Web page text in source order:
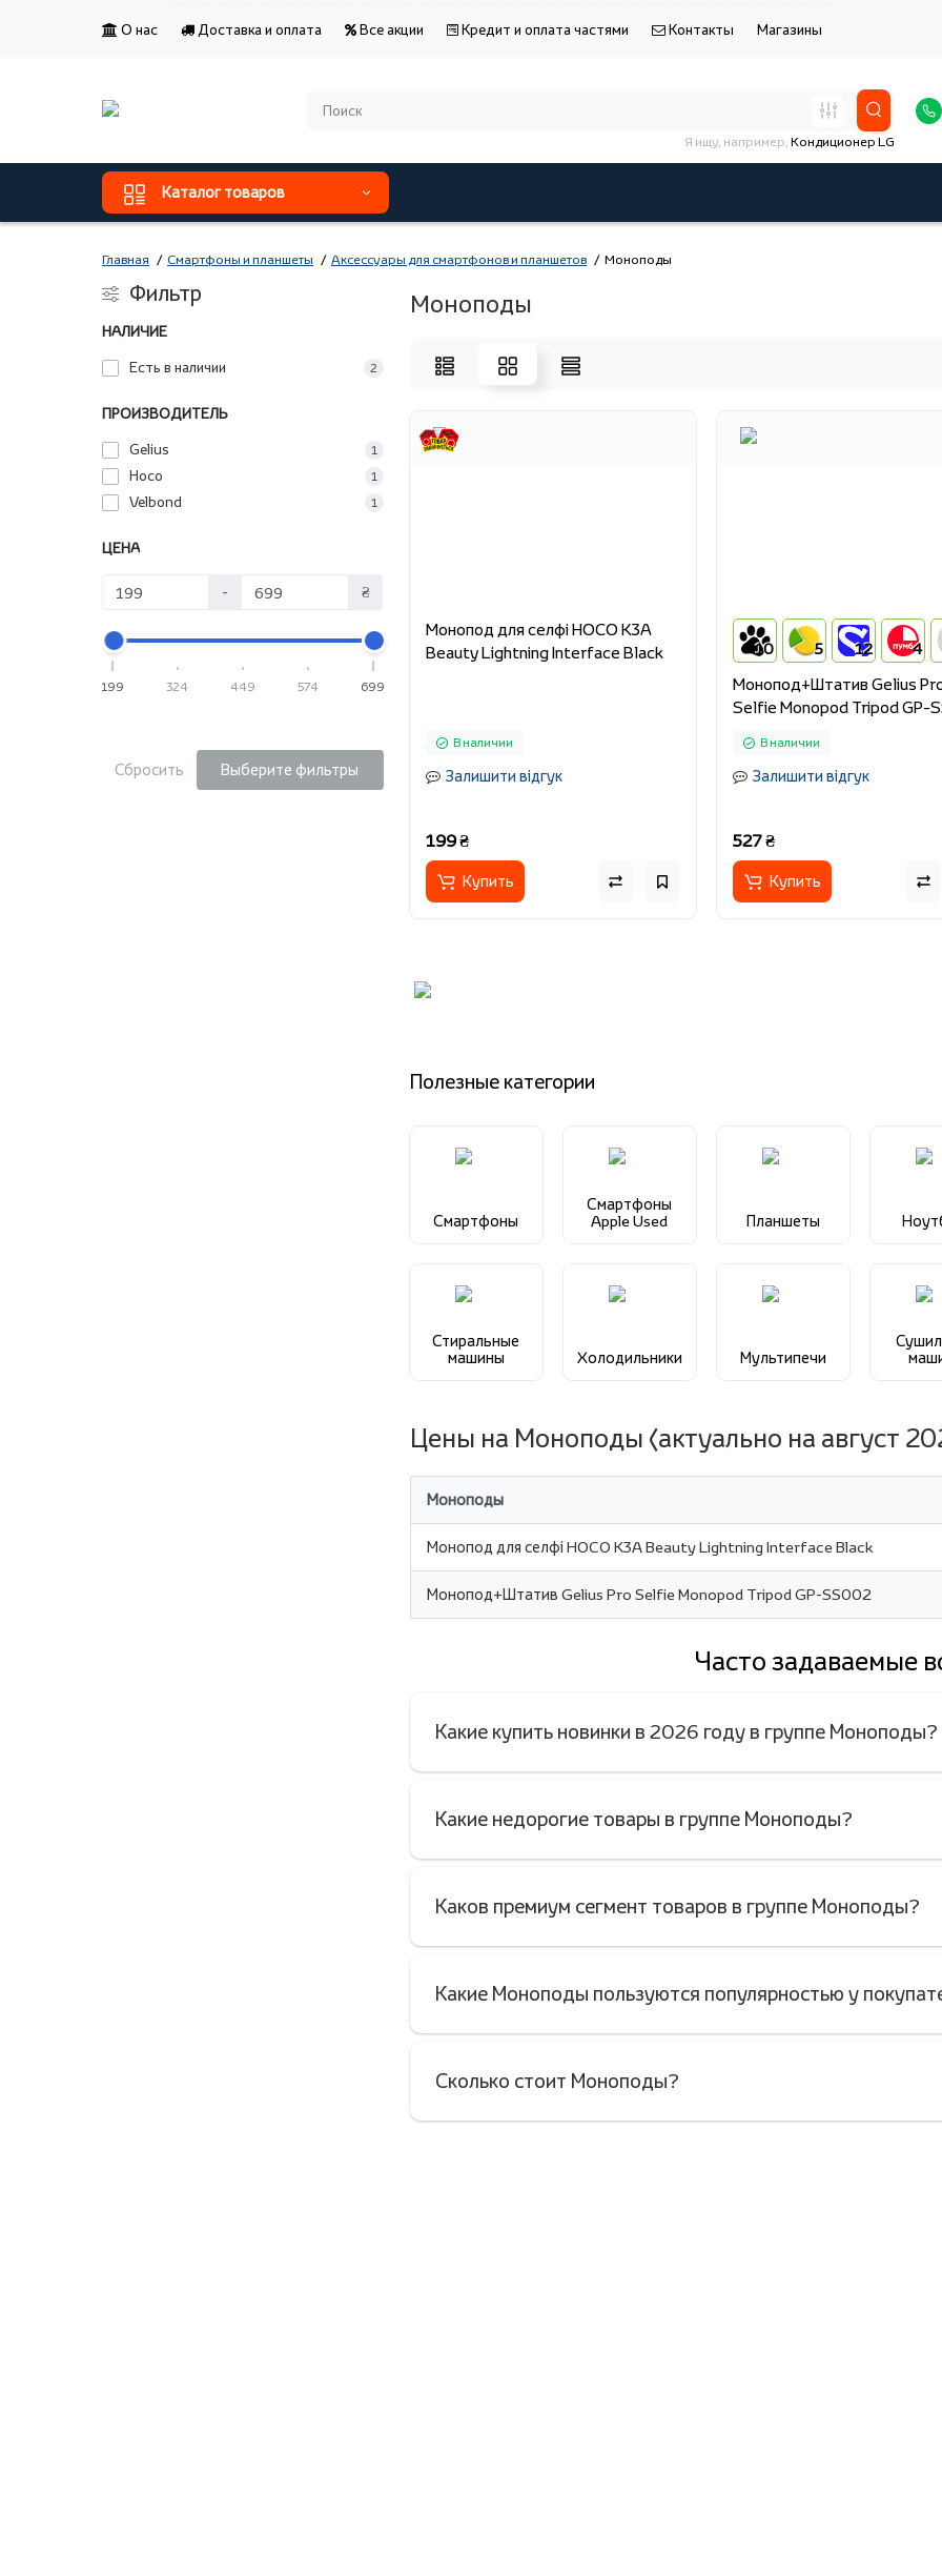
О нас Доставка и оплата Все акции Кредит и оплата частями Контакты Магазины
Я ищу, например,Кондиционер LG
Каталог товаров
Главная Смартфоны и планшеты Аксессуары для смартфонов и планшетов Моноподы
Фильтр
НАЛИЧИЕ
Есть в наличии
2
ПРОИЗВОДИТЕЛЬ
Gelius
1
Hoco 1
Velbond 1
ЦЕНА
- ₴
199 324 449 574 699
Сбросить Выберите фильтры
Моноподы
Монопод для селфі HOCO K3A
Beauty Lightning Interface Black
В наличии
Залишити відгук
199 ₴
Купить
10 5 12 4
Монопод+Штатив Gelius
Selfie Monopod Tripod GP-
В наличии
Залишити відгук
527 ₴
Купить
Полезные категории
Смартфоны
Смартфоны
Apple Used
Планшеты
Стиральные
машины
Холодильники Мультипечи
Цены на Моноподы (актуально на август
Моноподы
Монопод для селфі HOCO K3A Beauty Lightning Interface Black
Монопод+Штатив Gelius Pro Selfie Monopod Tripod GP-SS002
Часто задаваемые
Какие купить новинки в 2026 году в группе Моноподы?
Какие недорогие товары в группе Моноподы?
Каков премиум сегмент товаров в группе Моноподы?
Какие Моноподы пользуются популярностью у
Сколько стоит Моноподы?